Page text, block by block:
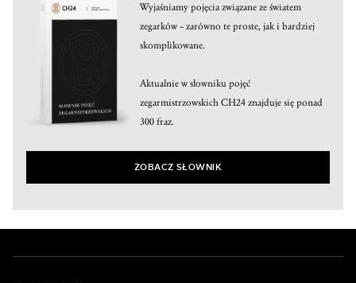
Wyjaśniamy pojęcia związane ze światem
zegarków – zarówno te proste, jak i bardziej
skomplikowane.
Aktualnie w słowniku pojęć
zegarmistrzowskich CH24 znajduje się ponad
300 fraz.
ZOBACZ SŁOWNIK